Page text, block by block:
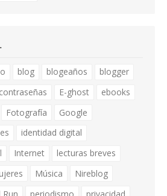
blog blogeaños
blogger
contraseñas E-ghost
ebooks
Fotografía
Google
identidad digital
Internet
lecturas breves
Música
Nireblog
periodismo privacidad